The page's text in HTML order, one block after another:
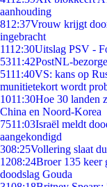
aanhouding
812:37Vrouw krijgt
ingebracht
1112:30Uitslag PSV -
5311:42PostNL-
5111:40VS: kans op
munitietekort wordt
1011:30Hoe 30 landen
China en Noord-Korea
7511:03Israël meldt
aangekondigd
308:25Vollering slaat
1208:24Broer 135 keer
doodslag Gouda